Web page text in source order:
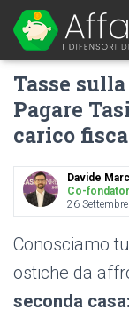
Tasse sulla
Pagare
carico
Davide
Co-
26
Conosciamo
ostiche da
seconda